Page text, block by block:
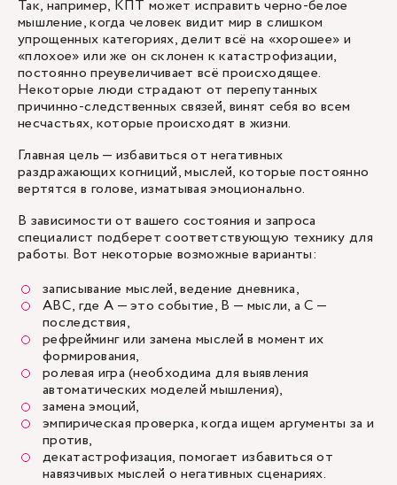
Так, например, КПТ может исправить черно-белое
мышление, когда человек видит мир в слишком
упрощенных категориях, делит всё на «хорошее» и
«плохое» или же он склонен к катастрофизации,
постоянно преувеличивает всё происходящее.
Некоторые люди страдают от перепутанных
причинно-следственных связей, винят себя во всем
несчастьях, которые происходят в жизни.
Главная цель — избавиться от негативных
раздражающих когниций, мыслей, которые постоянно
вертятся в голове, изматывая эмоционально.
В зависимости от вашего состояния и запроса
специалист подберет соответствующую технику для
работы. Вот некоторые возможные варианты:
записывание мыслей, ведение дневника,
ABC, где А — это событие, В — мысли, а С —
последствия,
рефрейминг или замена мыслей в момент их
формирования,
ролевая игра (необходима для выявления
автоматических моделей мышления),
замена эмоций,
эмпирическая проверка, когда ищем аргументы за и
против,
декатастрофизация, помогает избавиться от
навязчивых мыслей о негативных сценариях.